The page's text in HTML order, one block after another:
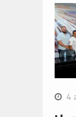
4